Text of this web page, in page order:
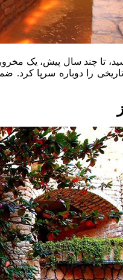
تا چند سال پیش، یک
را دوباره سرپا